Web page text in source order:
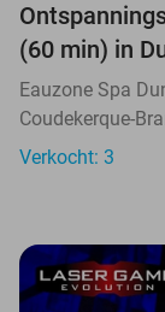
(60 min) in
Eauzone Spa
Coudekerque-
Verkocht: 3